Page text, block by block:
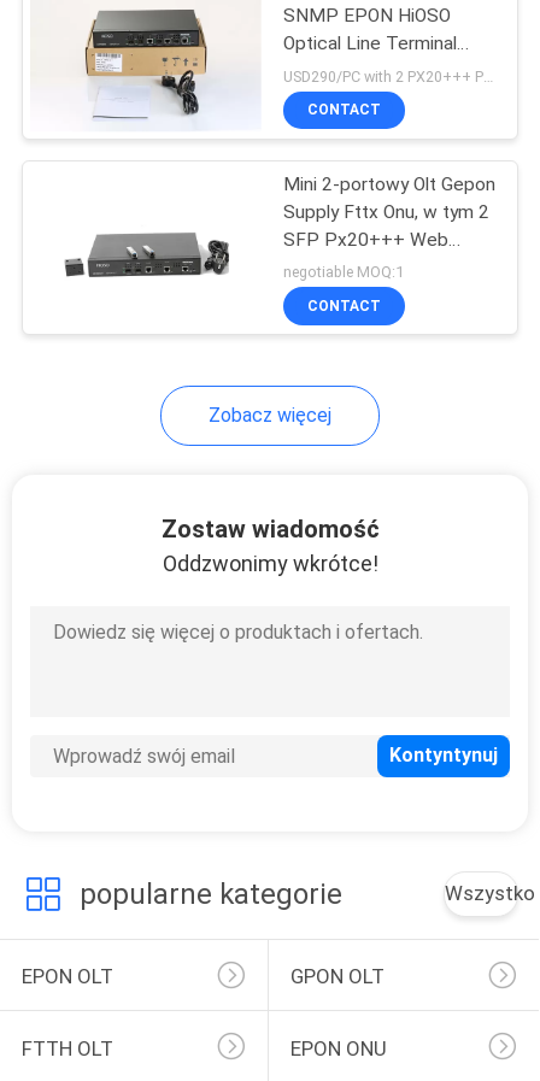
SNMP EPON HiOSO
Optical Line Terminal
Equipment
CONTACT
Mini 2-portowy Olt Gepon
Supply Fttx Onu, w tym 2
SFP Px20+++ Web
Snmp
negotiable MOQ:1
CONTACT
Zobacz więcej
Zostaw wiadomość
Oddzwonimy wkrótce!
popularne kategorie Wszystko
EPON OLT GPON OLT
FTTH OLT EPON ONU